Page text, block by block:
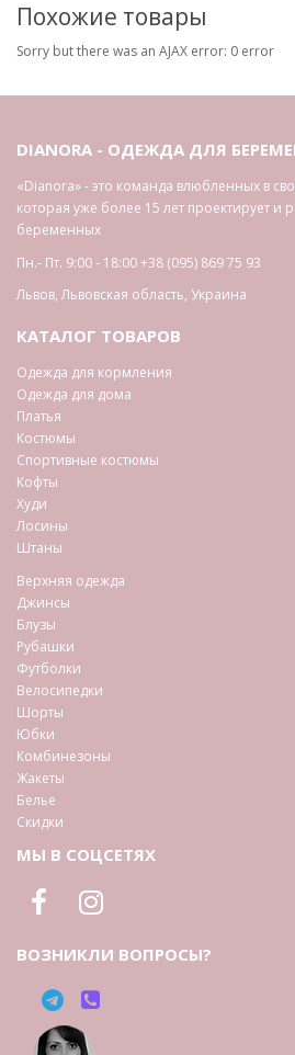
Похожие товары
Sorry but there was an AJAX error: 0 error
DIANORA - ОДЕЖДА ДЛЯ
«Dianora» - это команда влюбленных в
которая уже более 15 лет проектирует и
беременных
Пн.- Пт. 9:00 - 18:00+38 (095) 869 75 93
Львов,Львовская область, Украина
КАТАЛОГ ТОВАРОВ
Одежда для кормления
Одежда для дома
Платья
Костюмы
Спортивные костюмы
Кофты
Худи
Лосины
Штаны
Верхняя одежда
Джинсы
Блузы
Рубашки
Футболки
Велосипедки
Шорты
Юбки
Комбинезоны
Жакеты
Белье
Скидки
МЫ В СОЦСЕТЯХ
ВОЗНИКЛИ ВОПРОСЫ?